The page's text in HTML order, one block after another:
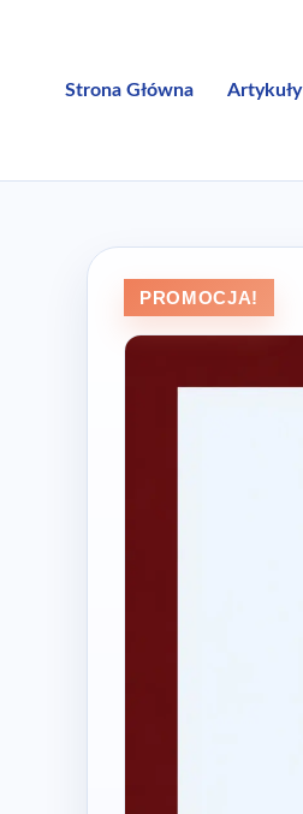
Strona Główna Artykuły
PROMOCJA!